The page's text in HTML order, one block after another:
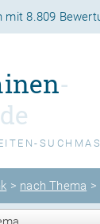
mit8.809
-
> nach Thema >